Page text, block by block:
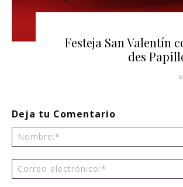
Festeja San Valentín
des
Deja tu Comentario